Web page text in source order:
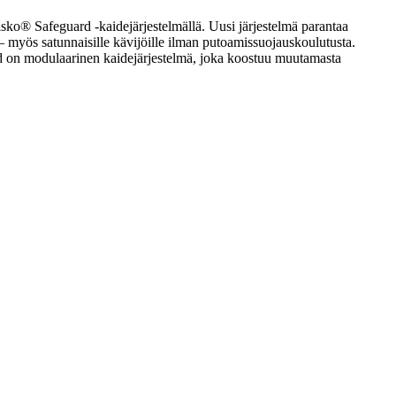
Safeguard -kaidejärjestelmällä. Uusi järjestelmä parantaa
satunnaisille kävijöille ilman putoamissuojauskoulutusta.
modulaarinen kaidejärjestelmä, joka koostuu muutamasta